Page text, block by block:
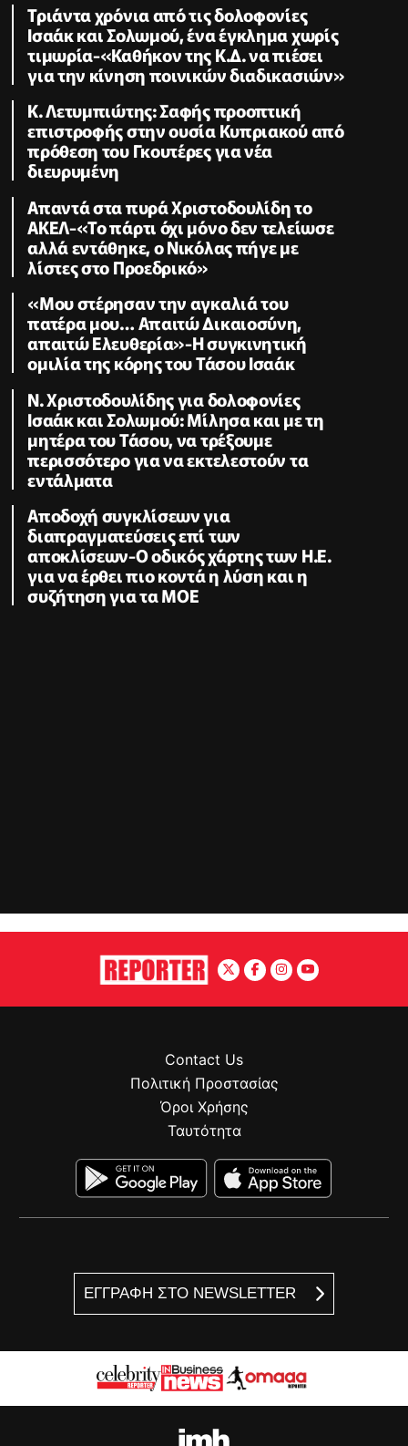
Τριάντα χρόνια από τις δολοφονίες
Ισαάκ και Σολωμού, ένα έγκλημα χωρίς
τιμωρία-«Καθήκον της Κ.Δ. να πιέσει
για την κίνηση ποινικών διαδικασιών»
K. Λετυμπιώτης: Σαφής προοπτική
επιστροφής στην ουσία Κυπριακού από
πρόθεση του Γκουτέρες για νέα
διευρυμένη
Απαντά στα πυρά Χριστοδουλίδη το
ΑΚΕΛ-«Το πάρτι όχι μόνο δεν τελείωσε
αλλά εντάθηκε, ο Νικόλας πήγε με
λίστες στο Προεδρικό»
«Μου στέρησαν την αγκαλιά του
πατέρα μου… Απαιτώ Δικαιοσύνη,
απαιτώ Ελευθερία»-Η συγκινητική
ομιλία της κόρης του Τάσου Ισαάκ
Ν. Χριστοδουλίδης για δολοφονίες
Ισαάκ και Σολωμού: Μίλησα και με τη
μητέρα του Τάσου, να τρέξουμε
περισσότερο για να εκτελεστούν τα
εντάλματα
Αποδοχή συγκλίσεων για
διαπραγματεύσεις επί των
αποκλίσεων-Ο οδικός χάρτης των Η.Ε.
για να έρθει πιο κοντά η λύση και η
συζήτηση για τα ΜΟΕ
ΕΓΓΡΑΦΗ ΣΤΟ NEWSLETTER
Contact Us
Πολιτική Προστασίας
Όροι Χρήσης
Ταυτότητα